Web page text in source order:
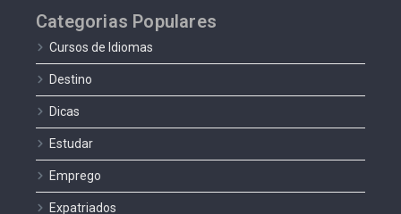
Categorias Populares
Cursos de Idiomas
Destino
Dicas
Estudar
Emprego
Expatriados